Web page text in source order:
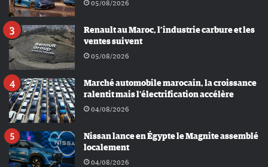
05/08/2026
Renault au Maroc, l’industrie carbure et les
ventes suivent
05/08/2026
Marché automobile marocain, la croissance
ralentit mais l’électrification accélère
04/08/2026
Nissan lance en Égypte le Magnite assemblé
localement
04/08/2026